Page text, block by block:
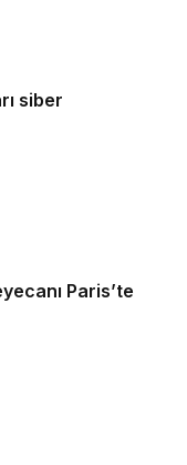
siber
Paris’te